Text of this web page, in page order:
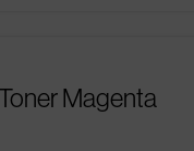
Magenta